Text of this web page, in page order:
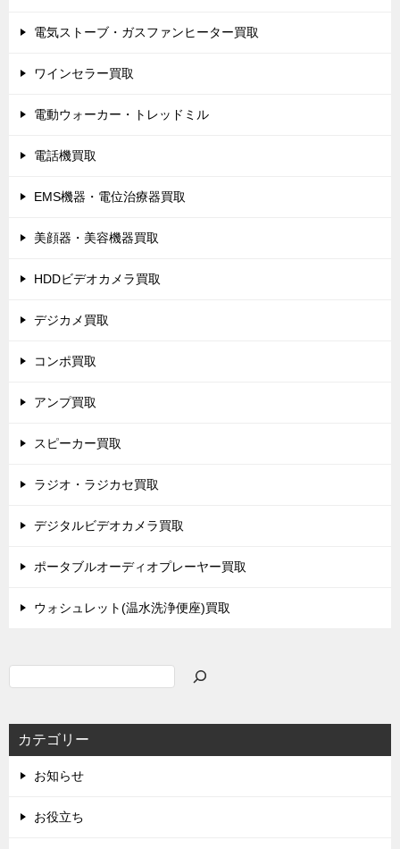
電気ストーブ・ガスファンヒーター買取
ワインセラー買取
電動ウォーカー・トレッドミル
電話機買取
EMS機器・電位治療器買取
美顔器・美容機器買取
HDDビデオカメラ買取
デジカメ買取
コンポ買取
アンプ買取
スピーカー買取
ラジオ・ラジカセ買取
デジタルビデオカメラ買取
ポータブルオーディオプレーヤー買取
ウォシュレット(温水洗浄便座)買取
カテゴリー
お知らせ
お役立ち